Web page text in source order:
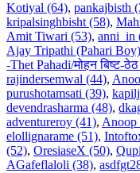
Kotiyal (64), pankajbisth
kripalsinghbisht (58),
Amit Tiwari (53), anni_in
Ajay Tripathi (Pahari
-Thet Pahadi/मोहन बिष्ट-
rajindersemwal (44),
purushotamsati (39),
devendrasharma (48),
adventureroy (41), Anoop
elollignarame (51),
(52), OresiaseX (50),
AGafeflaloli (38),